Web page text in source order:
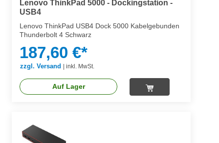
Lenovo ThinkPad 5000 - Dockingstation -
USB4
Lenovo ThinkPad USB4 Dock 5000 Kabelgebunden
Thunderbolt 4 Schwarz
187,60 €*
zzgl. Versand | inkl. MwSt.
Auf Lager